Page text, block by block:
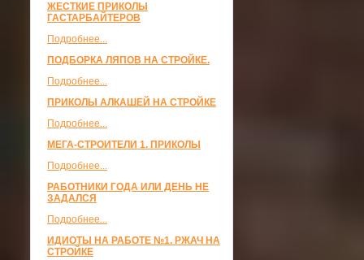
ЖЕСТКИЕ ПРИКОЛЫ
ГАСТАРБАЙТЕРОВ
Подробнее...
ПОДБОРКА ЛЯПОВ НА СТРОЙКЕ.
Подробнее...
ПРИКОЛЫ АЛКАШЕЙ НА СТРОЙКЕ
Подробнее...
МЕГА-СТРОИТЕЛИ 1. ПРИКОЛЫ
Подробнее...
РАБОТНИКИ ГОДА ИЛИ ДЕНЬ НЕ
ЗАДАЛСЯ
Подробнее...
ИДИОТЫ НА РАБОТЕ №1. РЖАЧ НА
СТРОЙКЕ